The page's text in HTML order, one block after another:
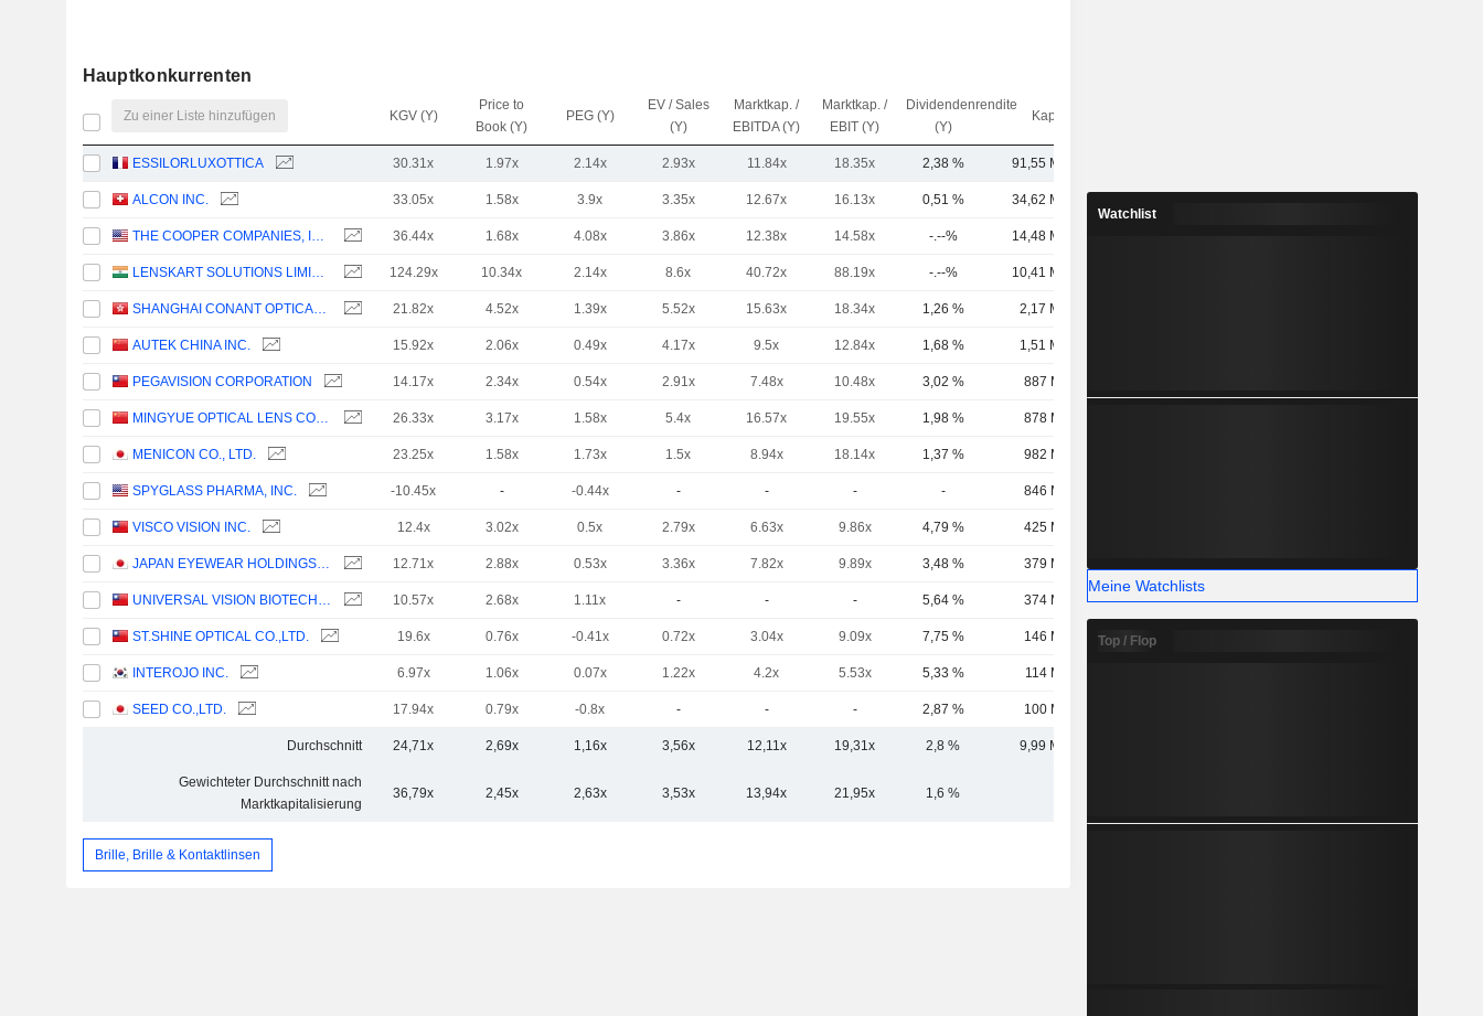
Hauptkonkurrenten
Zu einer Liste hinzufügen KGV (Y)
Price to
Book (Y)
PEG (Y)
EV / Sales
(Y)
Marktkap. /
EBITDA (Y)
Marktkap. /
EBIT (Y)
Dividendenrendite
(Y)
Kap.($)
ESSILORLUXOTTICA 30.31x 1.97x 2.14x 2.93x 11.84x 18.35x 2,38 % 91,55 Mrd.
ALCON INC. 33.05x 1.58x 3.9x 3.35x 12.67x 16.13x 0,51 % 34,62 Mrd.
THE COOPER COMPANIES, INC. 36.44x 1.68x 4.08x 3.86x 12.38x 14.58x -.--% 14,48 Mrd.
LENSKART SOLUTIONS LIMITED 124.29x 10.34x 2.14x 8.6x 40.72x 88.19x -.--% 10,41 Mrd.
SHANGHAI CONANT OPTICAL CO., LTD. 21.82x 4.52x 1.39x 5.52x 15.63x 18.34x 1,26 % 2,17 Mrd.
AUTEK CHINA INC. 15.92x 2.06x 0.49x 4.17x 9.5x 12.84x 1,68 % 1,51 Mrd.
PEGAVISION CORPORATION 14.17x 2.34x 0.54x 2.91x 7.48x 10.48x 3,02 % 887 Mio.
MINGYUE OPTICAL LENS CO.,LTD. 26.33x 3.17x 1.58x 5.4x 16.57x 19.55x 1,98 % 878 Mio.
MENICON CO., LTD. 23.25x 1.58x 1.73x 1.5x 8.94x 18.14x 1,37 % 982 Mio.
SPYGLASS PHARMA, INC. -10.45x - -0.44x - - - - 846 Mio.
VISCO VISION INC. 12.4x 3.02x 0.5x 2.79x 6.63x 9.86x 4,79 % 425 Mio.
JAPAN EYEWEAR HOLDINGS CO., LTD. 12.71x 2.88x 0.53x 3.36x 7.82x 9.89x 3,48 % 379 Mio.
UNIVERSAL VISION BIOTECHNOLOGY CO., LTD. 10.57x 2.68x 1.11x - - - 5,64 % 374 Mio.
ST.SHINE OPTICAL CO.,LTD. 19.6x 0.76x -0.41x 0.72x 3.04x 9.09x 7,75 % 146 Mio.
INTEROJO INC. 6.97x 1.06x 0.07x 1.22x 4.2x 5.53x 5,33 % 114 Mio.
SEED CO.,LTD. 17.94x 0.79x -0.8x - - - 2,87 % 100 Mio.
Durchschnitt 24,71x 2,69x 1,16x 3,56x 12,11x 19,31x 2,8 % 9,99 Mrd.
Gewichteter Durchschnitt nach
Marktkapitalisierung
36,79x 2,45x 2,63x 3,53x 13,94x 21,95x 1,6 %
Brille, Brille & Kontaktlinsen
Watchlist
Meine Watchlists
Top / Flop